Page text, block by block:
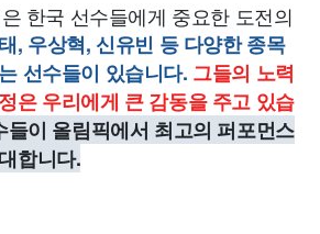
한국 선수들에게 중요한 도전의
, 우상혁, 신유빈 등 다양한 종목
선수들이 있습니다. 그들의 노력
은 우리에게 큰 감동을 주고 있습
들이 올림픽에서 최고의 퍼포먼스
합니다.